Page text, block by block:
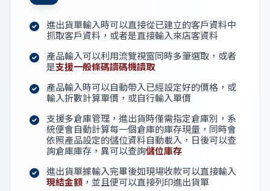
進出貨單輸入時可以直接從已建立的客戶資料中
抓取客戶資料，或者是直接輸入來店客資料
產品輸入可以利用流覽視窗同時多筆選取，或者
是支援一般條碼讀碼機讀取
產品輸入時可以自動帶入已經設定好的價格，或
輸入折數計算單價，或自行輸入單價
支援多倉庫管理，進出貨時僅需指定倉庫別，系
統便會自動計算每一個倉庫的庫存現量，同時會
依照產品設定的儲位資料自動載入，日後可以查
詢倉庫庫存，異可以查詢儲位庫存
進出貨單據輸入完畢後如現場收款可以直接輸入
現結金額 ，並且便可以直接列印進出貨單